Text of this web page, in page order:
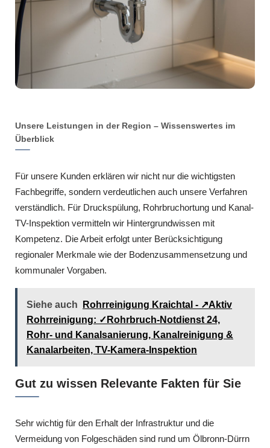
Unsere Leistungen in der Region – Wissenswertes im
Überblick
Für unsere Kunden erklären wir nicht nur die wichtigsten
Fachbegriffe, sondern verdeutlichen auch unsere Verfahren
verständlich. Für Druckspülung, Rohrbruchortung und Kanal-
TV-Inspektion vermitteln wir Hintergrundwissen mit
Kompetenz. Die Arbeit erfolgt unter Berücksichtigung
regionaler Merkmale wie der Bodenzusammensetzung und
kommunaler Vorgaben.
Siehe auch
Rohrreinigung Kraichtal - ↗️Aktiv
Rohrreinigung: ✓Rohrbruch-Notdienst 24,
Rohr- und Kanalsanierung, Kanalreinigung &
Kanalarbeiten, TV-Kamera-Inspektion
Gut zu wissen Relevante Fakten für Sie
Sehr wichtig für den Erhalt der Infrastruktur und die
Vermeidung von Folgeschäden sind rund um Ölbronn-Dürrn